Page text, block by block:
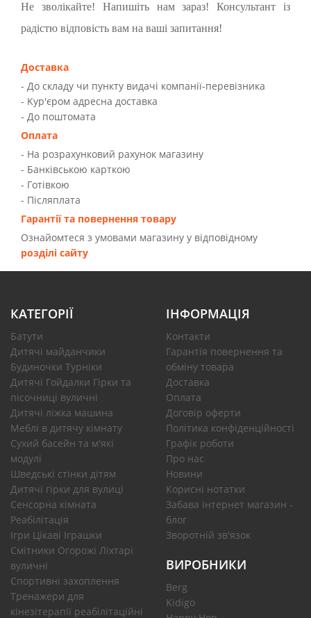
Не зволікайте! Напишіть нам зараз! Консультант із
радістю відповість вам на ваші запитання!
Доставка
- До складу чи пункту видачі компанії-перевізника
- Kур'єром адресна доставка
- До поштомата
Оплата
- На розрахунковий рахунок магазину
- Банківською карткою
- Готівкою
- Післяплата
Гарантії та повернення товару
Ознайомтеся з умовами магазину у відповідному
розділі сайту
КАТЕГОРІЇ
Батути
Дитячі майданчики
Будиночки Турніки
Дитячі Гойдалки Гірки та
пісочниці вуличні
Дитячі ліжка машина
Меблі в дитячу кімнату
Сухий басейн та м'які
модулі
Шведські стінки дітям
Дитячі гірки для вулиці
Сенсорна кімната
Реабілітація
Ігри Цікаві Іграшки
Смітники Огорожі Ліхтарі
вуличні
Спортивні захоплення
Тренажери для
кінезітерапії реабілітаційні
ІНФОРМАЦІЯ
Контакти
Гарантія повернення та
обміну товара
Доставка
Оплата
Договір оферти
Політика конфіденційності
Графік роботи
Про нас
Новини
Корисні нотатки
Забава інтернет магазин -
блог
Зворотній зв'язок
ВИРОБНИКИ
Berg
Kidigo